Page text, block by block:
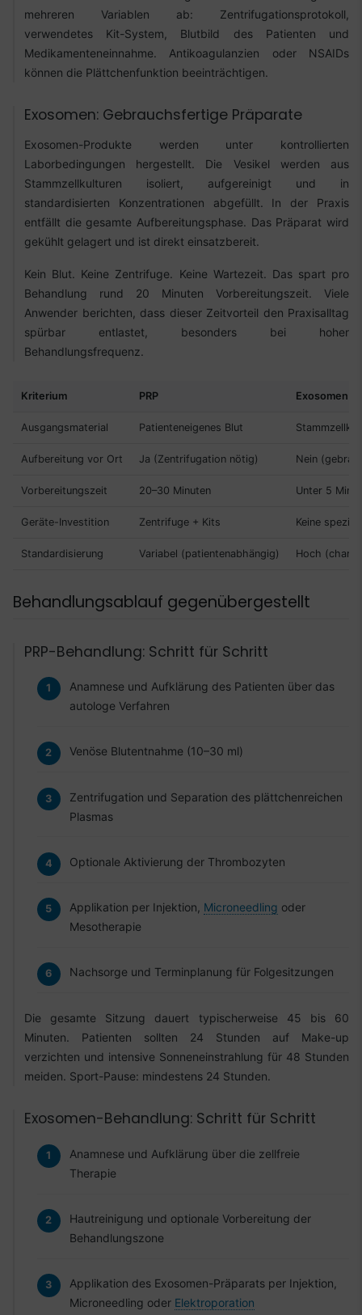
mehreren Variablen ab: Zentrifugationsprotokoll,
verwendetes Kit-System, Blutbild des Patienten und
Medikamenteneinnahme. Antikoagulanzien oder NSAIDs
können die Plättchenfunktion beeinträchtigen.
Exosomen: Gebrauchsfertige Präparate
Exosomen-Produkte werden unter kontrollierten
Laborbedingungen hergestellt. Die Vesikel werden aus
Stammzellkulturen isoliert, aufgereinigt und in
standardisierten Konzentrationen abgefüllt. In der Praxis
entfällt die gesamte Aufbereitungsphase. Das Präparat wird
gekühlt gelagert und ist direkt einsatzbereit.
Kein Blut. Keine Zentrifuge. Keine Wartezeit. Das spart pro
Behandlung rund 20 Minuten Vorbereitungszeit. Viele
Anwender berichten, dass dieser Zeitvorteil den Praxisalltag
spürbar entlastet, besonders bei hoher
Behandlungsfrequenz.
Kriterium PRP Exosomen
Ausgangsmaterial Patienteneigenes Blut
Aufbereitung vor Ort Ja (Zentrifugation nötig) Nein
Vorbereitungszeit 20–30 Minuten Unter 5
Geräte-Investition Zentrifuge + Kits Keine
Standardisierung Variabel (patientenabhängig) Hoch
Behandlungsablauf gegenübergestellt
PRP-Behandlung: Schritt für Schritt
Anamnese und Aufklärung des Patienten über das
autologe Verfahren
Venöse Blutentnahme (10–30 ml)
Zentrifugation und Separation des plättchenreichen
Plasmas
Optionale Aktivierung der Thrombozyten
Applikation per Injektion, Microneedling oder
Mesotherapie
Nachsorge und Terminplanung für Folgesitzungen
Die gesamte Sitzung dauert typischerweise 45 bis 60
Minuten. Patienten sollten 24 Stunden auf Make-up
verzichten und intensive Sonneneinstrahlung für 48 Stunden
meiden. Sport-Pause: mindestens 24 Stunden.
Exosomen-Behandlung: Schritt für Schritt
Anamnese und Aufklärung über die zellfreie
Therapie
Hautreinigung und optionale Vorbereitung der
Behandlungszone
Applikation des Exosomen-Präparats per Injektion,
Microneedling oder Elektroporation